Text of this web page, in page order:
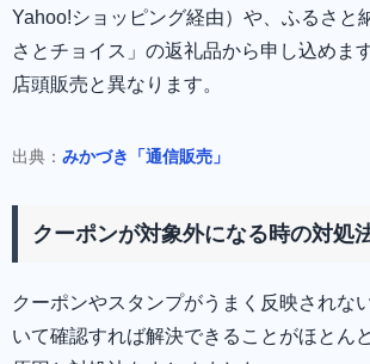
Yahoo!ショッピング経由）や、ふるさと
さとチョイス」の返礼品から申し込めま
店頭販売と異なります。
出典： みかづき「通信販売」
クーポンが対象外になる時の対処
クーポンやスタンプがうまく反映されな
いて確認すれば解決できることがほとん